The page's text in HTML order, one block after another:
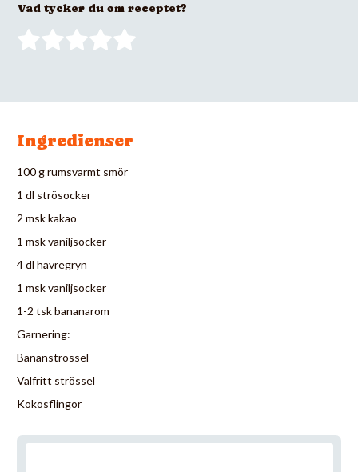
Vad tycker du om receptet?
Ingredienser
100 g rumsvarmt smör
1 dl strösocker
2 msk kakao
1 msk vaniljsocker
4 dl havregryn
1 msk vaniljsocker
1-2 tsk bananarom
Garnering:
Bananströssel
Valfritt strössel
Kokosflingor